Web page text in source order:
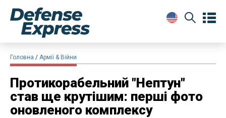
Головна Армії & Війни
Протикорабельний "Нептун"
став ще крутішим: перші фото
оновленого комплексу